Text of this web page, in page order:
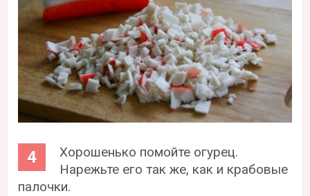
Хорошенько помойте огурец.
Нарежьте его так же, как и крабовые
палочки.